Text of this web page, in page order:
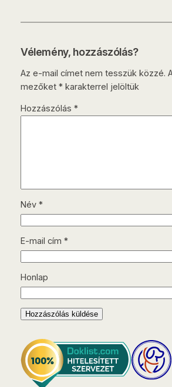
Vélemény, hozzászólás?
Az e-mail címet nem tesszük közzé.
mezőket *karakterrel jelöltük
Hozzászólás *
Név *
E-mail cím *
Honlap